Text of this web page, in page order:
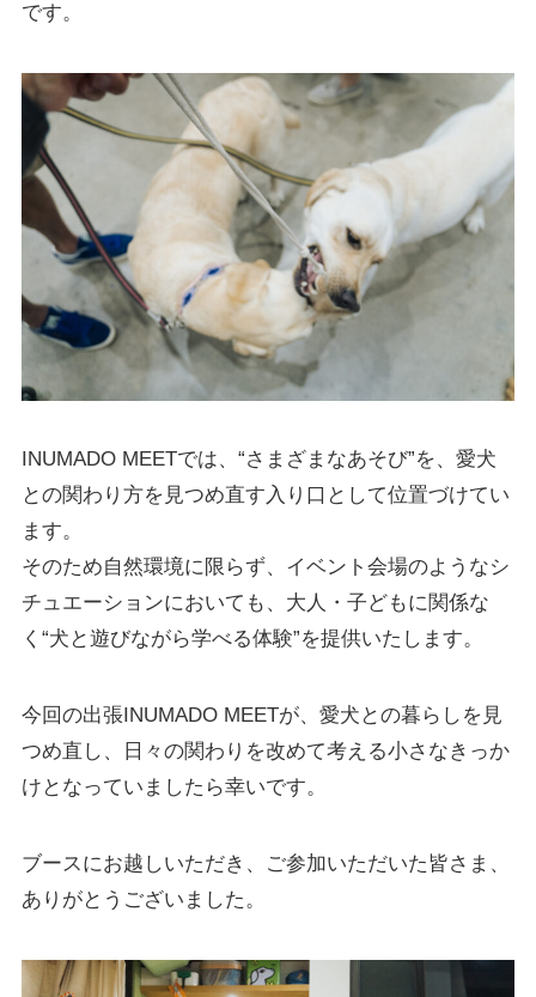
です。
INUMADO MEETでは、“さまざまなあそび”を、愛犬
との関わり方を見つめ直す入り口として位置づけてい
ます。
そのため自然環境に限らず、イベント会場のようなシ
チュエーションにおいても、大人・子どもに関係な
く“犬と遊びながら学べる体験”を提供いたします。
今回の出張INUMADO MEETが、愛犬との暮らしを見
つめ直し、日々の関わりを改めて考える小さなきっか
けとなっていましたら幸いです。
ブースにお越しいただき、ご参加いただいた皆さま、
ありがとうございました。